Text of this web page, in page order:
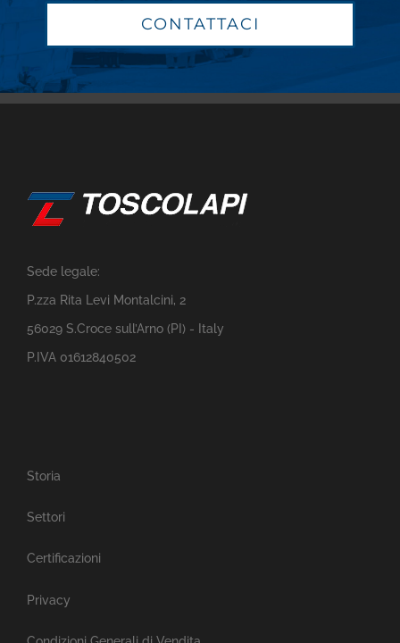
CONTATTACI
Sede legale:
P.zza Rita Levi Montalcini, 2
56029 S.Croce sull’Arno (PI) - Italy
P.IVA 01612840502
Storia
Settori
Certificazioni
Privacy